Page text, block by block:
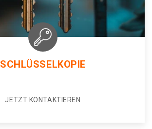
SCHLÜSSELKOPIE
JETZT KONTAKTIEREN